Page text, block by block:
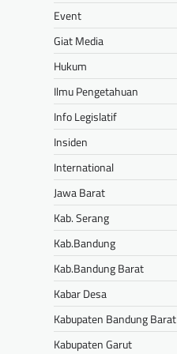
Event
Giat Media
Hukum
Ilmu Pengetahuan
Info Legislatif
Insiden
International
Jawa Barat
Kab. Serang
Kab.Bandung
Kab.Bandung Barat
Kabar Desa
Kabupaten Bandung Barat
Kabupaten Garut